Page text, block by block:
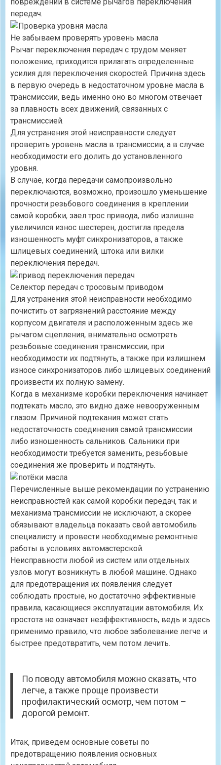
передач.
Не забываем проверять уровень масла
Рычаг переключения передач с трудом меняет
положение, приходится прилагать определенные
усилия для переключения скоростей. Причина здесь
в первую очередь в недостаточном уровне масла в
трансмиссии, ведь именно оно во многом отвечает
за плавность всех движений, связанных с
трансмиссией.
Для устранения этой неисправности следует
проверить уровень масла в трансмиссии, а в случае
необходимости его долить до установленного
уровня.
В случае, когда передачи самопроизвольно
переключаются, возможно, произошло уменьшение
прочности резьбового соединения в креплении
самой коробки, заел трос привода, либо излишне
увеличился износ шестерен, достигла предела
изношенность муфт синхронизаторов, а также
шлицевых соединений, штока или вилки
переключения передач.
Селектор передач с тросовым приводом
Для устранения этой неисправности необходимо
почистить от загрязнений расстояние между
корпусом двигателя и расположенным здесь же
рычагом сцепления, внимательно осмотреть
резьбовые соединения трансмиссии, при
необходимости их подтянуть, а также при излишнем
износе синхронизаторов либо шлицевых соединений
произвести их полную замену.
Когда в механизме коробки переключения начинает
подтекать масло, это видно даже невооруженным
глазом. Причиной подтекания может стать
недостаточность соединения самой трансмиссии
либо изношенность сальников. Сальники при
необходимости требуется заменить, резьбовые
соединения же проверить и подтянуть.
Перечисленные выше рекомендации по устранению
неисправностей как самой коробки передач, так и
механизма трансмиссии не исключают, а скорее
обязывают владельца показать свой автомобиль
специалисту и провести необходимые ремонтные
работы в условиях автомастерской.
Неисправности любой из систем или отдельных
узлов могут возникнуть в любой машине. Однако
для предотвращения их появления следует
соблюдать простые, но достаточно эффективные
правила, касающиеся эксплуатации автомобиля. Их
простота не означает неэффективность, ведь и здесь
применимо правило, что любое заболевание легче и
быстрее предотвратить, чем потом лечить.
По поводу автомобиля можно сказать, что
легче, а также проще произвести
профилактический осмотр, чем потом –
дорогой ремонт.
Итак, приведем основные советы по
предотвращению появления основных